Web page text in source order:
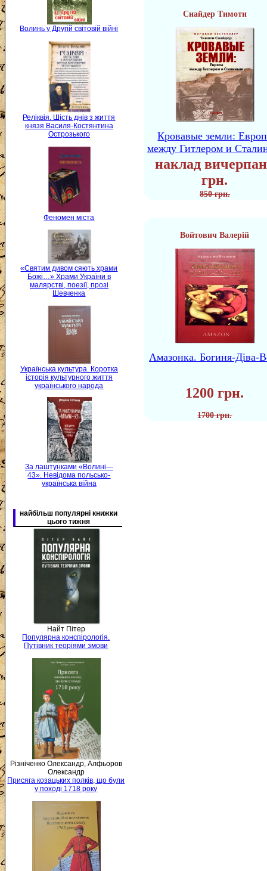
Волинь у Другій світовій війні
Реліквія. Шість днів з життя
князя Василя-Костянтина
Острозького
Феномен міста
«Святим дивом сяють храми
Божі…» Храми України в
малярстві, поезії, прозі
Шевченка
Українська культура. Коротка
історія культурного життя
українського народа
За лаштунками «Волині—
43». Невідома польсько-
українська війна
найбільш популярні книжки
цього тижня
Найт Пітер
Популярна конспірологія.
Путівник теоріями змови
Різніченко Олександр, Алфьоров
Олександр
Присяга козацьких полків, що були
у поході 1718 року
Снайдер Тимоти
Кровавые земли:
между Гитлером и
наклад
грн.
850 грн.
Войтович Валерій
Амазонка. Богиня-Діва-
1200 грн.
1700 грн.